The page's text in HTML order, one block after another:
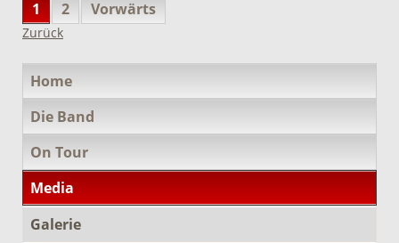
1 2 Vorwärts
Zurück
überspringen
Home
Die Band
On Tour
Media
Galerie